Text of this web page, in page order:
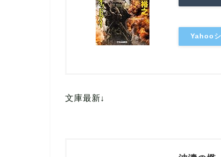
Yahoo
文庫最新↓